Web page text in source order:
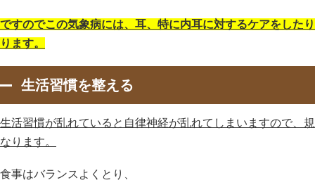
ですのでこの気象病には、耳、特に内耳に対するケアをした
ります。
生活習慣を整える
生活習慣が乱れていると自律神経が乱れてしまいますので、
なります。
食事はバランスよくとり、